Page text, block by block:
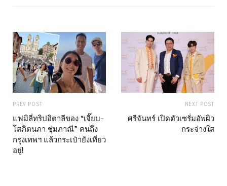
PREV POST
แฟมิลี่ทริปอิตาลีของ “เจี๊ยบ-
โสภิตนภา ชุ่มภาณี” คนถึง
กรุงเทพฯ แล้วกระเป๋ายังเที่ยว
อยู่!
NEXT POST
ศรีจันทร์ เปิดตัวเซรั่มอัพผิว
กระจ่างใส